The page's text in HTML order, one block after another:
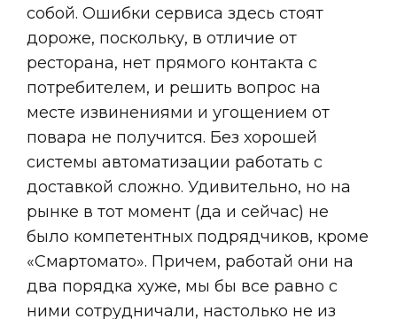
собой. Ошибки сервиса здесь стоят
дороже, поскольку, в отличие от
ресторана, нет прямого контакта с
потребителем, и решить вопрос на
месте извинениями и угощением от
повара не получится. Без хорошей
системы автоматизации работать с
доставкой сложно. Удивительно, но на
рынке в тот момент (да и сейчас) не
было компетентных подрядчиков, кроме
«Смартомато». Причем, работай они на
два порядка хуже, мы бы все равно с
ними сотрудничали, настолько не из